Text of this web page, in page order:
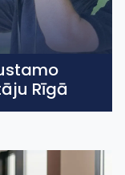
Rīgā